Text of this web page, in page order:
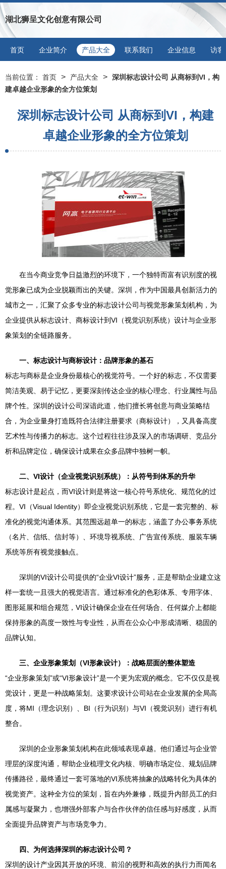
湖北狮呈文化创意有限公司
首页 企业简介 产品大全 联系我们 企业信息 访客
当前位置： 首页 > 产品大全 > 深圳标志设计公司 从商标到VI，构
建卓越企业形象的全方位策划
深圳标志设计公司 从商标到VI，构建
卓越企业形象的全方位策划
在当今商业竞争日益激烈的环境下，一个独特而富有识别度的视
觉形象已成为企业脱颖而出的关键。深圳，作为中国最具创新活力的
城市之一，汇聚了众多专业的标志设计公司与视觉形象策划机构，为
企业提供从标志设计、商标设计到VI（视觉识别系统）设计与企业形
象策划的全链路服务。
一、标志设计与商标设计：品牌形象的基石
标志与商标是企业身份最核心的视觉符号。一个好的标志，不仅需要
简洁美观、易于记忆，更要深刻传达企业的核心理念、行业属性与品
牌个性。深圳的设计公司深谙此道，他们擅长将创意与商业策略结
合，为企业量身打造既符合法律注册要求（商标设计），又具备高度
艺术性与传播力的标志。这个过程往往涉及深入的市场调研、竞品分
析和品牌定位，确保设计成果在众多品牌中独树一帜。
二、VI设计（企业视觉识别系统）：从符号到体系的升华
标志设计是起点，而VI设计则是将这一核心符号系统化、规范化的过
程。VI（Visual Identity）即企业视觉识别系统，它是一套完整的、标
准化的视觉沟通体系。其范围远超单一的标志，涵盖了办公事务系统
（名片、信纸、信封等）、环境导视系统、广告宣传系统、服装车辆
系统等所有视觉接触点。
深圳的VI设计公司提供的“企业VI设计”服务，正是帮助企业建立这
样一套统一且强大的视觉语言。通过标准化的色彩体系、专用字体、
图形延展和组合规范，VI设计确保企业在任何场合、任何媒介上都能
保持形象的高度一致性与专业性，从而在公众心中形成清晰、稳固的
品牌认知。
三、企业形象策划（VI形象设计）：战略层面的整体塑造
“企业形象策划”或“VI形象设计”是一个更为宏观的概念。它不仅仅是视
觉设计，更是一种战略策划。这要求设计公司站在企业发展的全局高
度，将MI（理念识别）、BI（行为识别）与VI（视觉识别）进行有机
整合。
深圳的企业形象策划机构在此领域表现卓越。他们通过与企业管
理层的深度沟通，帮助企业梳理文化内核、明确市场定位、规划品牌
传播路径，最终通过一套可落地的VI系统将抽象的战略转化为具体的
视觉资产。这种全方位的策划，旨在内外兼修，既提升内部员工的归
属感与凝聚力，也增强外部客户与合作伙伴的信任感与好感度，从而
全面提升品牌资产与市场竞争力。
四、为何选择深圳的标志设计公司？
深圳的设计产业因其开放的环境、前沿的视野和高效的执行力而闻名